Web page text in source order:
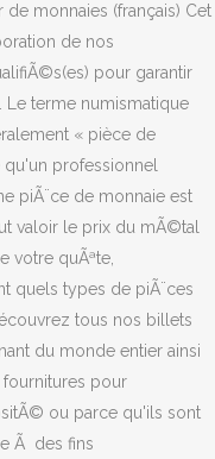
monnaies (français) Cet
de nos
pour garantir
Le terme numismatique
« pièce de
qu'un professionnel
piÃ¨ce de monnaie est
valoir le prix du mÃ©tal
votre quÃªte,
quels types de piÃ¨ces
tous nos billets
du monde entier ainsi
pour
ou parce qu'ils sont
Ã des fins